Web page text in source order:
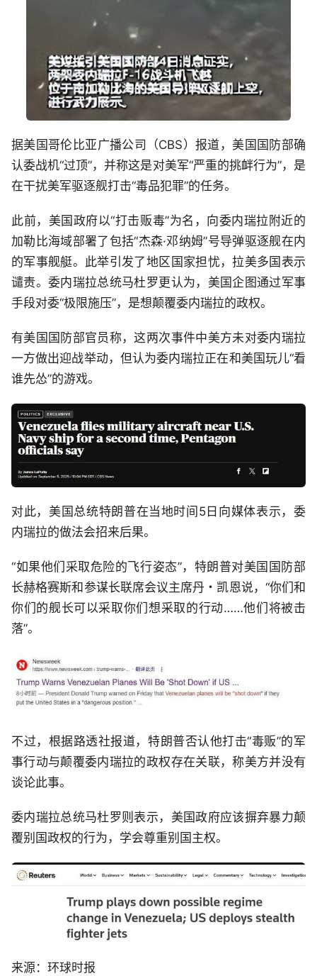
据美国哥伦比亚广播公司（CBS）报道，美国国防部确
认委战机“过顶”，并称这是对美军“严重的挑衅行为”，是
在干扰美军驱逐舰打击“毒品犯罪”的任务。
此前，美国政府以“打击贩毒”为名，向委内瑞拉附近的
加勒比海域部署了包括“杰森·邓纳姆”号导弹驱逐舰在内
的军事舰艇。此举引发了地区国家担忧，拉美多国表示
谴责。委内瑞拉总统马杜罗更认为，美国企图通过军事
手段对委“极限施压”，是想颠覆委内瑞拉的政权。
有美国国防部官员称，这两次事件中美方未对委内瑞拉
一方做出迎战举动，但认为委内瑞拉正在和美国玩儿“看
谁先怂”的游戏。
对此，美国总统特朗普在当地时间5日向媒体表示，委
内瑞拉的做法会招来后果。
“如果他们采取危险的飞行姿态”，特朗普对美国国防部
长赫格赛斯和参谋长联席会议主席丹・凯恩说，“你们和
你们的舰长可以采取你们想采取的行动……他们将被击
落”。
不过，根据路透社报道，特朗普否认他打击“毒贩”的军
事行动与颠覆委内瑞拉的政权存在关联，称美方并没有
谈论此事。
委内瑞拉总统马杜罗则表示，美国政府应该摒弃暴力颠
覆别国政权的行为，学会尊重别国主权。
来源：环球时报